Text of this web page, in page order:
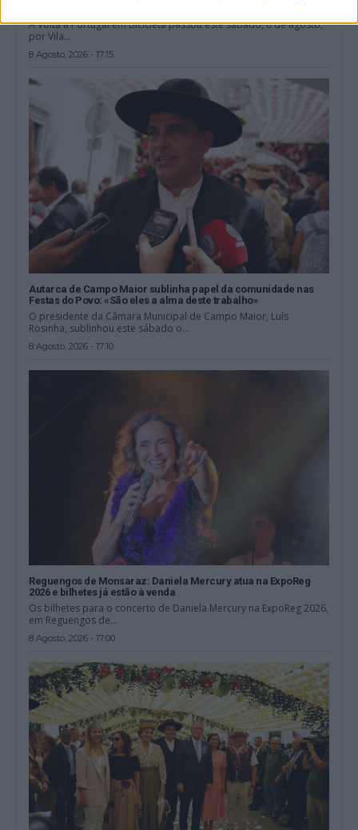
A Volta a Portugal em Bicicleta passou este sábado, 8 de agosto,
por Vila...
8 Agosto, 2026 - 17:15
Autarca de Campo Maior sublinha papel da comunidade nas
Festas do Povo: «São eles a alma deste trabalho»
O presidente da Câmara Municipal de Campo Maior, Luís
Rosinha, sublinhou este sábado o...
8 Agosto, 2026 - 17:10
Reguengos de Monsaraz: Daniela Mercury atua na ExpoReg
2026 e bilhetes já estão à venda
Os bilhetes para o concerto de Daniela Mercury na ExpoReg 2026,
em Reguengos de...
8 Agosto, 2026 - 17:00